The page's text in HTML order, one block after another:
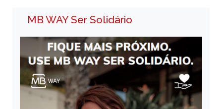
MB WAY Ser Solidário